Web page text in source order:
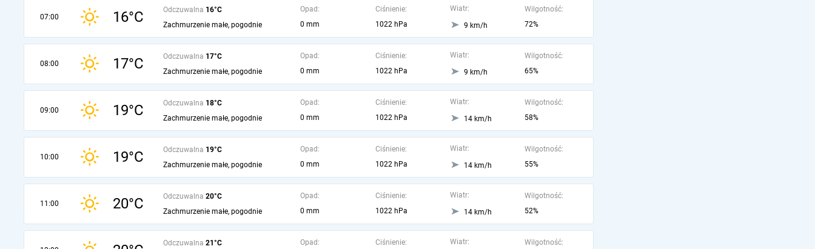
07:00 16°C Odczuwalna 16°C
Zachmurzenie małe, pogodnie
Opad:
0 mm
Ciśnienie:
1022 hPa
Wiatr:
9 km/h
Wilgotność:
72%
08:00 17°C Odczuwalna 17°C
Zachmurzenie małe, pogodnie
Opad:
0 mm
Ciśnienie:
1022 hPa
Wiatr:
9 km/h
Wilgotność:
65%
09:00 19°C Odczuwalna 18°C
Zachmurzenie małe, pogodnie
Opad:
0 mm
Ciśnienie:
1022 hPa
Wiatr:
14 km/h
Wilgotność:
58%
10:00 19°C Odczuwalna 19°C
Zachmurzenie małe, pogodnie
Opad:
0 mm
Ciśnienie:
1022 hPa
Wiatr:
14 km/h
Wilgotność:
55%
11:00 20°C Odczuwalna 20°C
Zachmurzenie małe, pogodnie
Opad:
0 mm
Ciśnienie:
1022 hPa
Wiatr:
14 km/h
Wilgotność:
52%
Odczuwalna 21°C Opad: Ciśnienie: Wiatr: Wilgotność: